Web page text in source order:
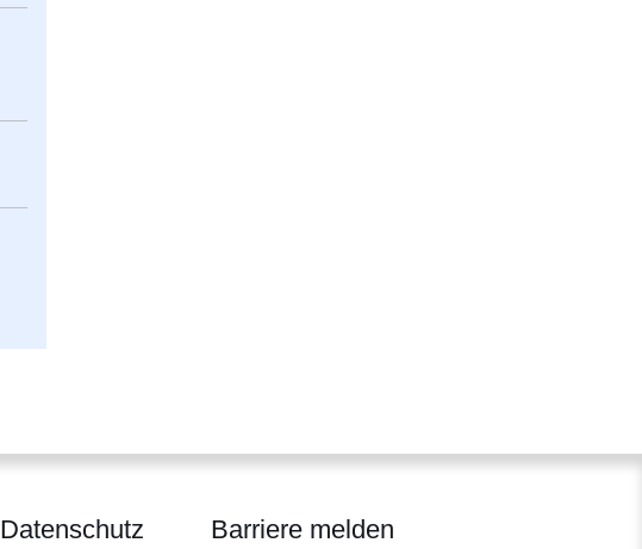
Datenschutz Barriere melden